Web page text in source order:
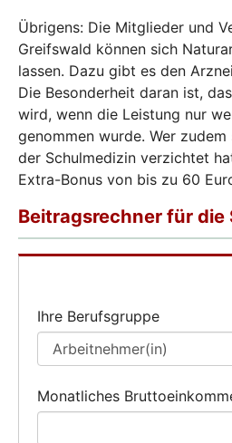
Übrigens: Die Mitglieder und
Greifswald können sich
lassen. Dazu gibt es den
Die Besonderheit daran ist,
wird, wenn die Leistung nur
genommen wurde. Wer
der Schulmedizin verzichtet
Extra-Bonus von bis zu 60